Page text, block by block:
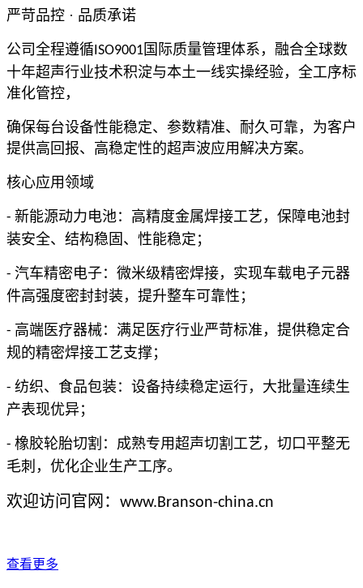
严苛品控 · 品质承诺
公司全程遵循ISO9001国际质量管理体系，融合全球数
十年超声行业技术积淀与本土一线实操经验，全工序标
准化管控，
确保每台设备性能稳定、参数精准、耐久可靠，为客户
提供高回报、高稳定性的超声波应用解决方案。
核心应用领域
- 新能源动力电池：高精度金属焊接工艺，保障电池封
装安全、结构稳固、性能稳定；
- 汽车精密电子：微米级精密焊接，实现车载电子元器
件高强度密封封装，提升整车可靠性；
- 高端医疗器械：满足医疗行业严苛标准，提供稳定合
规的精密焊接工艺支撑；
- 纺织、食品包装：设备持续稳定运行，大批量连续生
产表现优异；
- 橡胶轮胎切割：成熟专用超声切割工艺，切口平整无
毛刺，优化企业生产工序。
欢迎访问官网： www.Branson-china.cn
查看更多